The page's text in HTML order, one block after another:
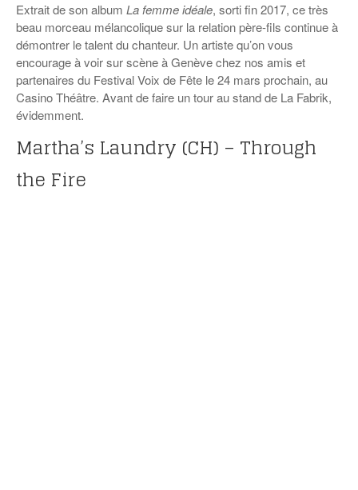
Extrait de son album La femme idéale, sorti fin 2017, ce très
beau morceau mélancolique sur la relation père-fils continue à
démontrer le talent du chanteur. Un artiste qu’on vous
encourage à voir sur scène à Genève chez nos amis et
partenaires du Festival Voix de Fête le 24 mars prochain, au
Casino Théâtre. Avant de faire un tour au stand de La Fabrik,
évidemment.
Martha’s Laundry (CH) – Through
the Fire